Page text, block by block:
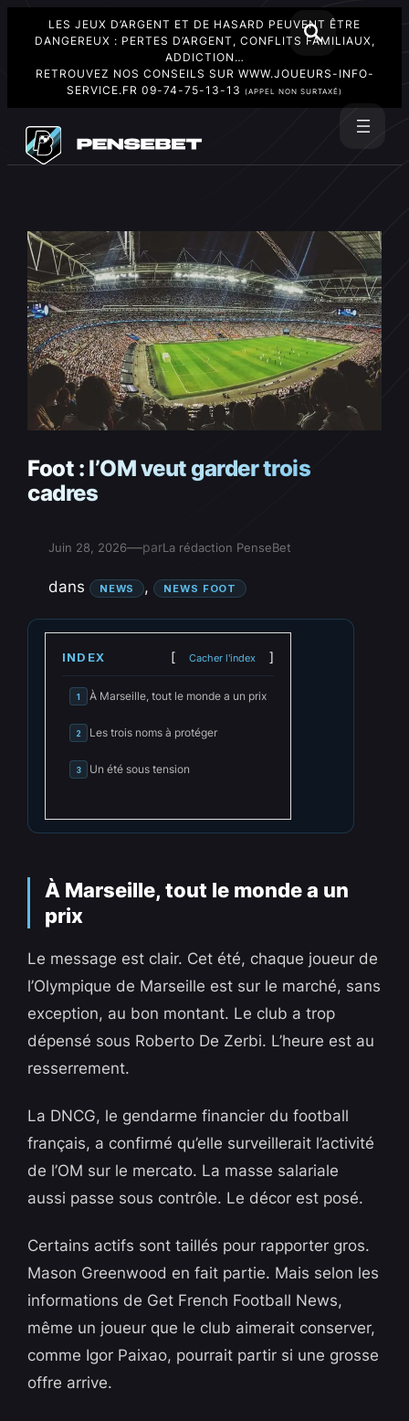
LES JEUX D’ARGENT ET DE HASARD PEUVENT ÊTRE
DANGEREUX : PERTES D’ARGENT, CONFLITS FAMILIAUX,
ADDICTION…
RETROUVEZ NOS CONSEILS SUR WWW.JOUEURS-INFO-
SERVICE.FR 09-74-75-13-13 (APPEL NON SURTAXÉ)
contenu
Foot : l’OM veut garder trois
cadres
Juin 28, 2026—parLa rédaction PenseBet
dans NEWS , NEWS FOOT
INDEX Cacher l'index
1 À Marseille, tout le monde a un prix
2 Les trois noms à protéger
3 Un été sous tension
À Marseille, tout le monde a un
prix
Le message est clair. Cet été, chaque joueur de
l’Olympique de Marseille est sur le marché, sans
exception, au bon montant. Le club a trop
dépensé sous Roberto De Zerbi. L’heure est au
resserrement.
La DNCG, le gendarme financier du football
français, a confirmé qu’elle surveillerait l’activité
de l’OM sur le mercato. La masse salariale
aussi passe sous contrôle. Le décor est posé.
Certains actifs sont taillés pour rapporter gros.
Mason Greenwood en fait partie. Mais selon les
informations de Get French Football News,
même un joueur que le club aimerait conserver,
comme Igor Paixao, pourrait partir si une grosse
offre arrive.